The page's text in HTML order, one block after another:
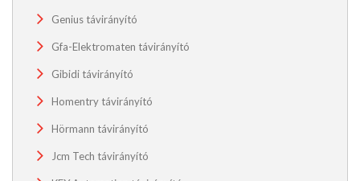
Genius távirányító
Gfa-Elektromaten távirányító
Gibidi távirányító
Homentry távirányító
Hörmann távirányító
Jcm Tech távirányító